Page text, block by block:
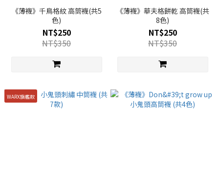
《薄襪》千鳥格紋 高筒襪(共5
色)
NT$250
NT$350
《薄襪》華夫格餅乾 高筒襪(共
8色)
NT$250
NT$350
WARX旗艦款